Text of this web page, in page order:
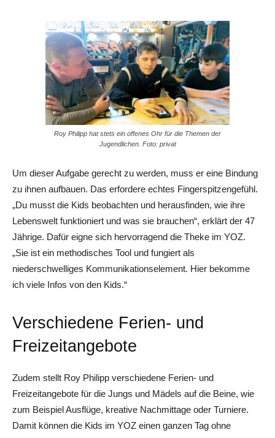
Roy Philipp hat stets ein offenes Ohr für die Themen der
Jugendlichen. Foto: privat
Um dieser Aufgabe gerecht zu werden, muss er eine Bindung
zu ihnen aufbauen. Das erfordere echtes Fingerspitzengefühl.
„Du musst die Kids beobachten und herausfinden, wie ihre
Lebenswelt funktioniert und was sie brauchen“, erklärt der 47
Jährige. Dafür eigne sich hervorragend die Theke im YOZ.
„Sie ist ein methodisches Tool und fungiert als
niederschwelliges Kommunikationselement. Hier bekomme
ich viele Infos von den Kids.“
Verschiedene Ferien- und
Freizeitangebote
Zudem stellt Roy Philipp verschiedene Ferien- und
Freizeitangebote für die Jungs und Mädels auf die Beine, wie
zum Beispiel Ausflüge, kreative Nachmittage oder Turniere.
Damit können die Kids im YOZ einen ganzen Tag ohne